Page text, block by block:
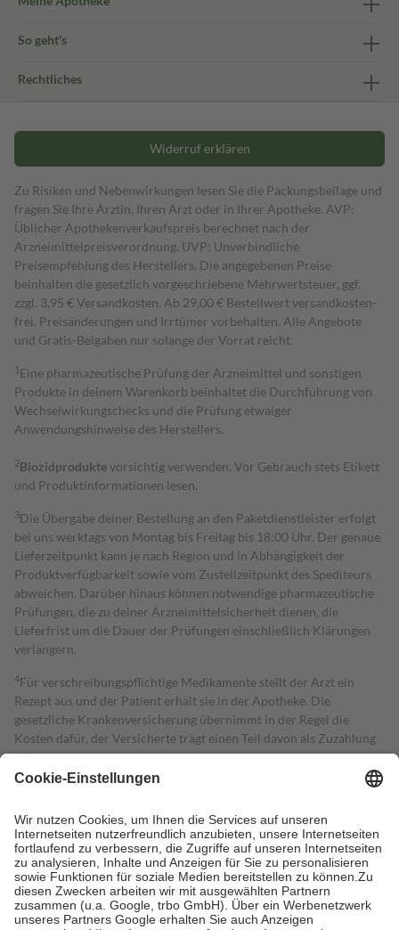
So geht's
Rechtliches
Widerruf erklären
Zu Risiken und Nebenwirkungen lesen Sie die Packungsbeilage und
fragen Sie Ihre Ärztin, Ihren Arzt oder in Ihrer Apotheke. AVP:
Üblicher Apothekenverkaufspreis berechnet nach der
Arzneimittelpreisverordnung. UVP: Unverbindliche
Preisempfehlung des Herstellers. Die angegebenen Preise
beinhalten die gesetzlich vorgeschriebene Mehrwertsteuer, ggf.
zzgl. 3,95 € Versandkosten. Ab 29,00 € Bestell­wert versand­kosten­
frei. Preisänderungen und Irrtümer vorbehalten. Alle Angebote
und Gratis-Beigaben nur solange der Vorrat reicht.
1 Eine pharmazeutische Prüfung der Arzneimittel und sonstigen
Produkte in deinem Warenkorb beinhaltet die Durchführung von
Wechselwirkungschecks und die Prüfung etwaiger
Anwendungshinweise des Herstellers.
2Biozidproduktevorsichtig verwenden. Vor Gebrauch stets Etikett
und Produktinformationen lesen.
3Die Übergabe deiner Bestellung an den Paketdienstleister erfolgt
bei uns werktags von Montag bis Freitag bis 18:00 Uhr. Der genaue
Lieferzeitpunkt kann je nach Region und in Abhängigkeit der
Produktverfügbarkeit sowie vom Zustellzeitpunkt des Spediteurs
abweichen. Darüber hinaus können notwendige pharmazeutische
Prüfungen, die zu deiner Arzneimittelsicherheit dienen, die
Lieferfrist um die Dauer der Prüfungen einschließlich Klärungen
verlängern.
4Für verschreibungspflichtige Medikamente stellt der Arzt ein
Rezept aus und der Patient erhält sie in der Apotheke. Die
gesetzliche Krankenversicherung übernimmt in der Regel die
Kosten dafür, der Versicherte trägt einen Teil davon als Zuzahlung
mit.
Grundsätzlich leisten Mitglieder Zuzahlungen in Höhe von zehn
höchstens zehn Euro.
Es sind jedoch nie mehr als die tatsächlichen
Kosten der Leistung zu entrichten.
Diese Regeln gelten grundsätzlich auch für Online-Apotheken.
Bei Heilmitteln und häuslicher Krankenpflege beträgt die
Zuzahlung zehn Prozent der Kosten sowie zehn Euro je
Verordnung.
Um das Engagement der Versicherten für ihre eigene Gesundheit zu